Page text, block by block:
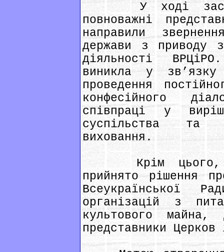
У ході
повноважні
направили
держави з приводу
діяльності
виникла у зв’язку
проведення
конфесійного
співпраці у
суспільства та
виховання.
Крім цього, на
прийнято рішення
Всеукраїнської
організацій з
культового
представники